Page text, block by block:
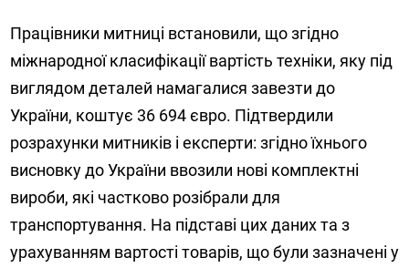
Працівники митниці встановили, що згідно
міжнародної класифікації вартість техніки, яку під
виглядом деталей намагалися завезти до
України, коштує 36 694 євро. Підтвердили
розрахунки митників і експерти: згідно їхнього
висновку до України ввозили нові комплектні
вироби, які частково розібрали для
транспортування. На підставі цих даних та з
урахуванням вартості товарів, що були зазначені у